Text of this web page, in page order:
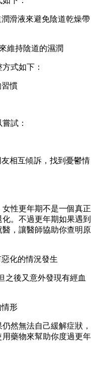
滑液來避免陰道乾燥帶
維持陰道的濕潤
式如下：
慣
試：
相互傾訴，找到憂鬱情
性更年期不是一個真正
。不過更年期如果遇到
，讓醫師協助你查明原
化的情況發生
之後又意外發現有經血
形
然無法自己緩解症狀，
藥物來幫助你度過更年